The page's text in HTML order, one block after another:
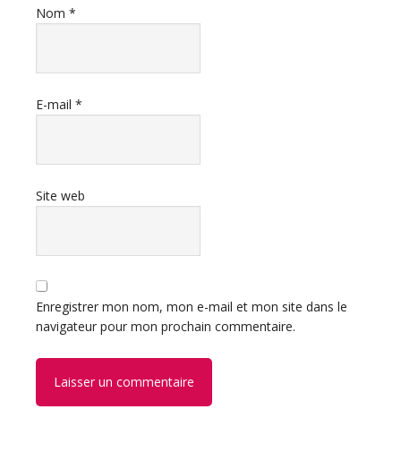
Nom *
E-mail *
Site web
Enregistrer mon nom, mon e-mail et mon site dans le
navigateur pour mon prochain commentaire.